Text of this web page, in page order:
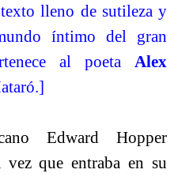
lleno de sutileza y
íntimo del gran
al poeta Alex
Edward Hopper
que entraba en su